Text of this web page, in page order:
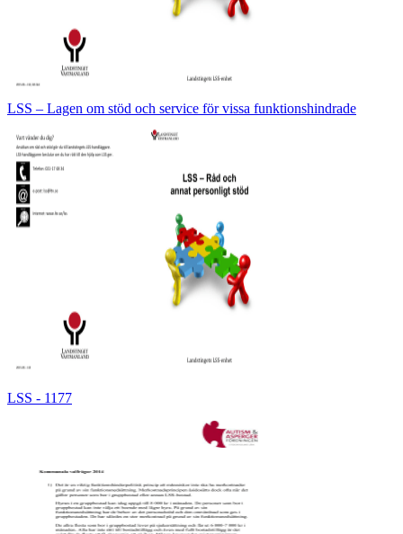
LSS – Lagen om stöd och service för vissa funktionshindrade
LSS - 1177